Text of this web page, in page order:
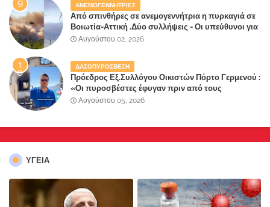
ΑΝΕΜΟΓΕΝΝΗΤΡΙΕΣ
Από σπινθήρες σε ανεμογεννήτρια η πυρκαγιά σε
Βοιωτία-Αττική .Δύο συλλήψεις - Οι υπεύθυνοι για
την λάθος διαχείριση της κατάσβεσης θα
Αυγούστου 02, 2026
ΔΑΣΟΠΥΡΟΣΒΕΣΗ
Πρόεδρος Εξ.Συλλόγου Οικιστών Πόρτο Γερμενού :
«Οι πυροσβέστες έφυγαν πριν από τους
κατοίκους»
Αυγούστου 05, 2026
ΥΓΕΙΑ